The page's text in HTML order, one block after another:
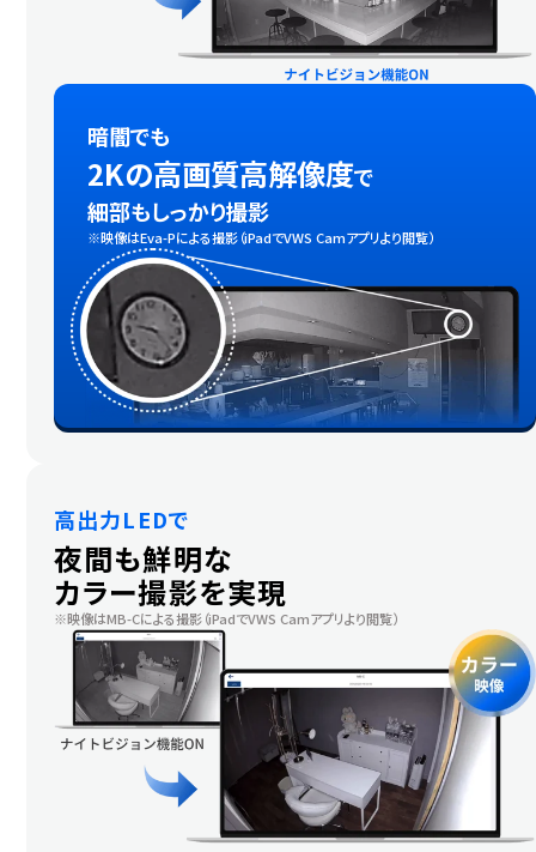
暗闇でも
2Kの高画質高解像度で
細部もしっかり撮影
映像はEva-Pによる撮影（iPadでVWS Camアプリより閲覧）
高出力LEDで
夜間も鮮明な
カラー撮影を実現
映像はMB-Cによる撮影（iPadでVWS Camアプリより閲覧）